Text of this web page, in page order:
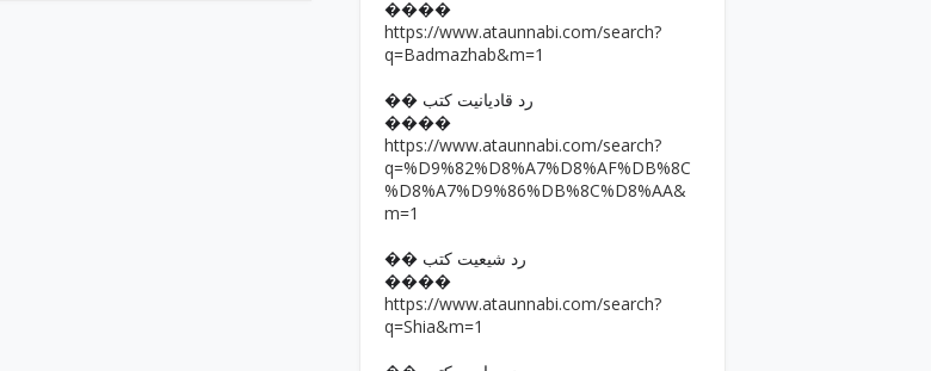
����
https://www.ataunnabi.com/search?
q=Badmazhab&m=1
�� رد قادیانیت کتب
����
https://www.ataunnabi.com/search?
q=%D9%82%D8%A7%D8%AF%DB%8C
%D8%A7%D9%86%DB%8C%D8%AA&
m=1
�� رد شیعیت کتب
����
https://www.ataunnabi.com/search?
q=Shia&m=1